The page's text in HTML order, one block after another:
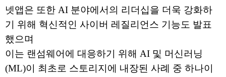
넷앱은 또한 AI 분야에서의 리더십을 더욱 강화하
기 위해 혁신적인 사이버 레질리언스 기능도 발표
했으며
이는 랜섬웨어에 대응하기 위해 AI 및 머신러닝
(ML)이 최초로 스토리지에 내장된 사례 중 하나이